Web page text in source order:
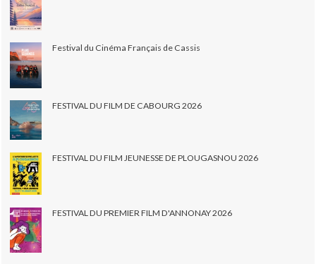
Festival du Cinéma Français de Cassis
FESTIVAL DU FILM DE CABOURG 2026
FESTIVAL DU FILM JEUNESSE DE PLOUGASNOU 2026
FESTIVAL DU PREMIER FILM D'ANNONAY 2026